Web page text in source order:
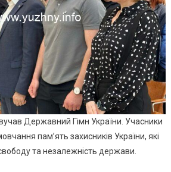
Державний Гімн України. Учасники
пам’ять захисників України, які
та незалежність держави.